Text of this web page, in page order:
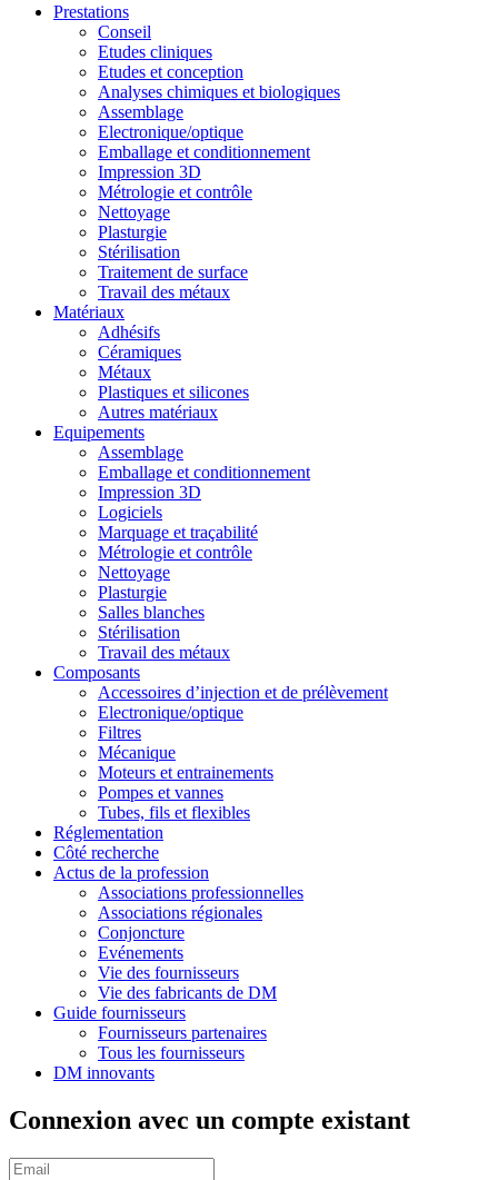
Prestations
Conseil
Etudes cliniques
Etudes et conception
Analyses chimiques et biologiques
Assemblage
Electronique/optique
Emballage et conditionnement
Impression 3D
Métrologie et contrôle
Nettoyage
Plasturgie
Stérilisation
Traitement de surface
Travail des métaux
Matériaux
Adhésifs
Céramiques
Métaux
Plastiques et silicones
Autres matériaux
Equipements
Assemblage
Emballage et conditionnement
Impression 3D
Logiciels
Marquage et traçabilité
Métrologie et contrôle
Nettoyage
Plasturgie
Salles blanches
Stérilisation
Travail des métaux
Composants
Accessoires d’injection et de prélèvement
Electronique/optique
Filtres
Mécanique
Moteurs et entrainements
Pompes et vannes
Tubes, fils et flexibles
Réglementation
Côté recherche
Actus de la profession
Associations professionnelles
Associations régionales
Conjoncture
Evénements
Vie des fournisseurs
Vie des fabricants de DM
Guide fournisseurs
Fournisseurs partenaires
Tous les fournisseurs
DM innovants
Connexion avec un compte existant